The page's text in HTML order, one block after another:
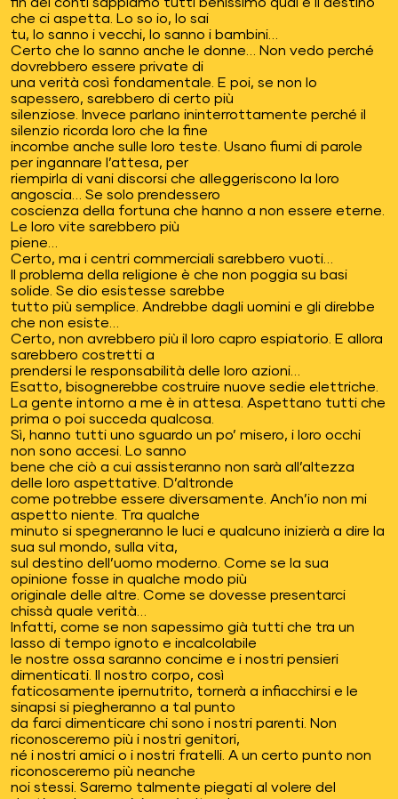
che ci aspetta. Lo so io, lo sai
tu, lo sanno i vecchi, lo sanno i bambini…
Certo che lo sanno anche le donne… Non vedo perché
dovrebbero essere private di
una verità così fondamentale. E poi, se non lo
sapessero, sarebbero di certo più
silenziose. Invece parlano ininterrottamente perché il
silenzio ricorda loro che la fine
incombe anche sulle loro teste. Usano fiumi di parole
per ingannare l’attesa, per
riempirla di vani discorsi che alleggeriscono la loro
angoscia… Se solo prendessero
coscienza della fortuna che hanno a non essere eterne.
Le loro vite sarebbero più
piene…
Certo, ma i centri commerciali sarebbero vuoti…
Il problema della religione è che non poggia su basi
solide. Se dio esistesse sarebbe
tutto più semplice. Andrebbe dagli uomini e gli direbbe
che non esiste…
Certo, non avrebbero più il loro capro espiatorio. E allora
sarebbero costretti a
prendersi le responsabilità delle loro azioni…
Esatto, bisognerebbe costruire nuove sedie elettriche.
La gente intorno a me è in attesa. Aspettano tutti che
prima o poi succeda qualcosa.
Sì, hanno tutti uno sguardo un po’ misero, i loro occhi
non sono accesi. Lo sanno
bene che ciò a cui assisteranno non sarà all’altezza
delle loro aspettative. D’altronde
come potrebbe essere diversamente. Anch’io non mi
aspetto niente. Tra qualche
minuto si spegneranno le luci e qualcuno inizierà a dire la
sua sul mondo, sulla vita,
sul destino dell’uomo moderno. Come se la sua
opinione fosse in qualche modo più
originale delle altre. Come se dovesse presentarci
chissà quale verità…
Infatti, come se non sapessimo già tutti che tra un
lasso di tempo ignoto e incalcolabile
le nostre ossa saranno concime e i nostri pensieri
dimenticati. Il nostro corpo, così
faticosamente ipernutrito, tornerà a infiacchirsi e le
sinapsi si piegheranno a tal punto
da farci dimenticare chi sono i nostri parenti. Non
riconosceremo più i nostri genitori,
né i nostri amici o i nostri fratelli. A un certo punto non
riconosceremo più neanche
noi stessi. Saremo talmente piegati al volere del